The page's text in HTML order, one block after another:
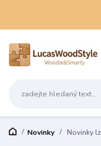
Novinky Novinky